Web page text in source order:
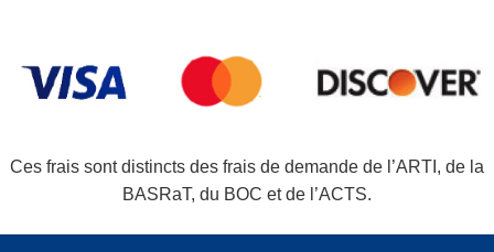
Ces frais sont distincts des frais de demande de l’ARTI, de la
BASRaT, du BOC et de l’ACTS.